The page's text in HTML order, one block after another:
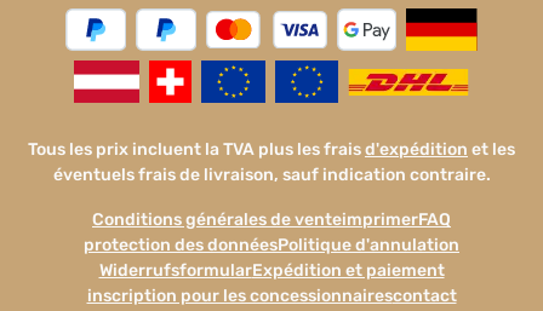
Tous les prix incluent la TVA plus les fraisd'expédition et les
éventuels frais de livraison, sauf indication contraire.
Conditions générales de venteimprimerFAQ
protection des donnéesPolitique d'annulation
WiderrufsformularExpédition et paiement
inscription pour les concessionnairescontact